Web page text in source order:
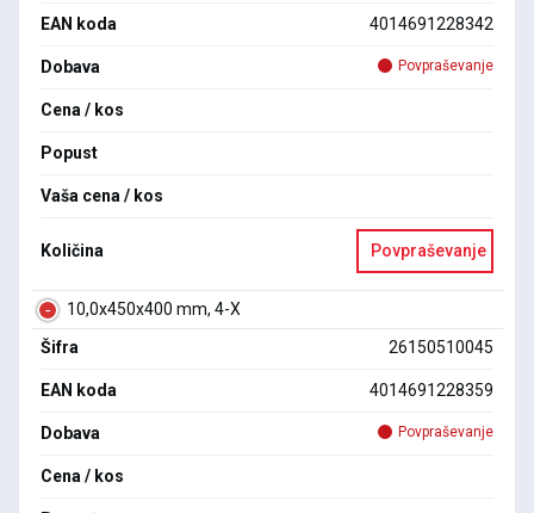
EAN koda 4014691228342
Dobava Povpraševanje
Cena / kos
Popust
Vaša cena / kos
Količina Povpraševanje
10,0x450x400 mm, 4-X
Šifra
26150510045
EAN koda 4014691228359
Dobava Povpraševanje
Cena / kos